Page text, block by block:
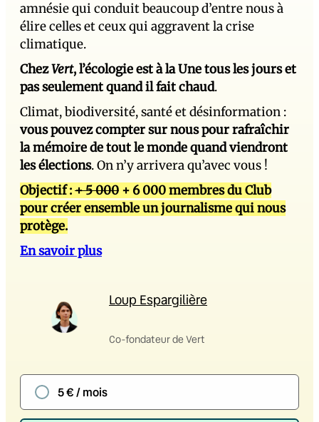
amnésie qui conduit beaucoup d’entre nous à
élire celles et ceux qui aggravent la crise
climatique.
ChezVert, l’écologie est à la Une tous les jours et
pas seulement quand il fait chaud.
Climat, biodiversité, santé et désinformation :
vous pouvez compter sur nous pour rafraîchir
la mémoire de tout le monde quand viendront
les élections. On n’y arrivera qu’avec vous !
Objectif :+ 5 000 + 6 000 membres du Club
pour créer ensemble un journalisme qui nous
protège.
En savoir plus
Loup Espargilière
Co-fondateur de Vert
5 € / mois